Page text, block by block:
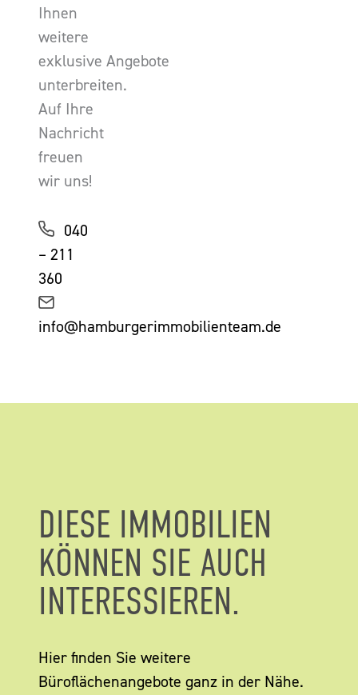
Ihnen
weitere
exklusive Angebote
unterbreiten.
Auf Ihre
Nachricht
freuen
wir uns!
040
– 211
360
info@hamburgerimmobilienteam.de
DIESE IMMOBILIEN
KÖNNEN SIE AUCH
INTERESSIEREN.
Hier finden Sie weitere
Büroflächenangebote ganz in der Nähe.